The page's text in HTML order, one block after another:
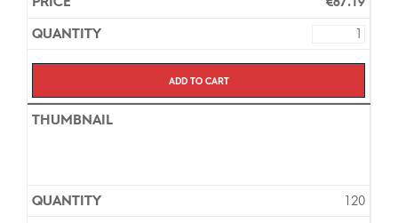
Add to cart
120